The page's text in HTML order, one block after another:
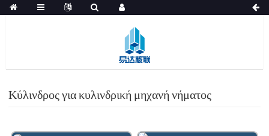
Κύλινδρος για κυλινδρική μηχανή νήματος